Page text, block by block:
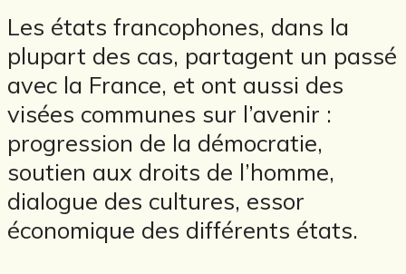
Les états francophones, dans la
plupart des cas, partagent un passé
avec la France, et ont aussi des
visées communes sur l’avenir :
progression de la démocratie,
soutien aux droits de l’homme,
dialogue des cultures, essor
économique des différents états.